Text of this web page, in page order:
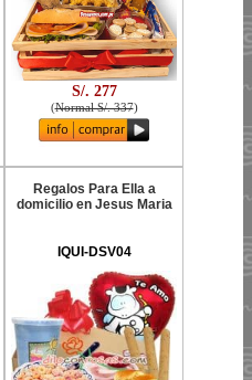
S/. 277
(Normal S/. 337)
Regalos Para Ella a
domicilio en Jesus Maria
IQUI-DSV04